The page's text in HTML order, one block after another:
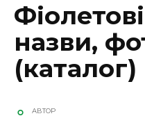
назви,
(каталог)
АВТОР